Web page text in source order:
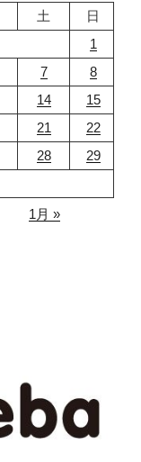
土
日
1
7
8
14
15
21
22
28
29
1月 »